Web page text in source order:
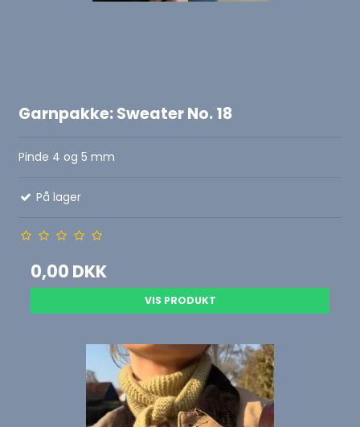
Garnpakke: Sweater No. 18
Pinde 4 og 5 mm
På lager
0,00 DKK
VIS PRODUKT